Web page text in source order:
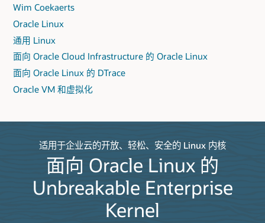
Wim Coekaerts
Oracle Linux
通用 Linux
面向 Oracle Cloud Infrastructure 的 Oracle Linux
面向 Oracle Linux 的 DTrace
Oracle VM 和虚拟化
适用于企业云的开放、轻松、安全的 Linux 内核
面向 Oracle Linux 的
Unbreakable Enterprise
Kernel